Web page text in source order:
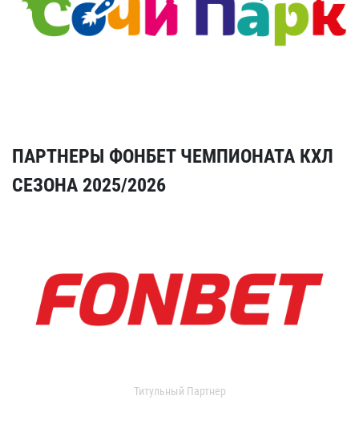
ПАРТНЕРЫ ФОНБЕТ ЧЕМПИОНАТА КХЛ
СЕЗОНА 2025/2026
Титульный Партнер